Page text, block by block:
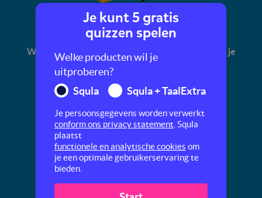
Verstoppertje
Wat is overlapping? En hoe teken je dit? Dat leer je
in deze tekenquiz.
Je kunt 5 gratis
quizzen spelen
Welke producten wil je
uitproberen?
Squla
Squla + TaalExtra
Je persoonsgegevens worden verwerkt
conform ons privacy statement . Squla
plaatst
functionele en analytische cookies om
je een optimale gebruikerservaring te
bieden.